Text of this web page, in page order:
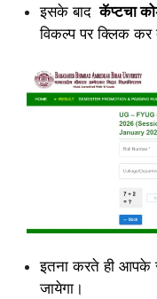
इसके बाद कॅप्टचा
विकल्प परक्लिक कर
इतना करते ही आपके
जायेगा।